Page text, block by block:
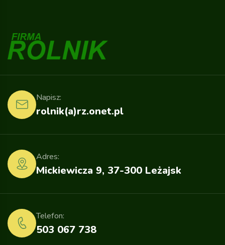
rolnik(a)rz.onet.pl
Napisz:
Mickiewicza 9, 37-300 Leżajsk
Adres:
503 067 738
Telefon: